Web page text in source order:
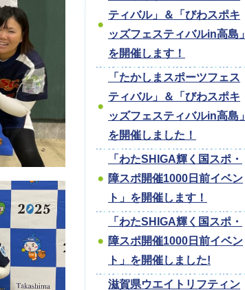
ティバル」＆「びわスポキ
ッズフェスティバルin高島」
を開催します！
「たかしまスポーツフェス
ティバル」＆「びわスポキ
ッズフェスティバルin高島」
を開催しました！
「わたSHIGA輝く国スポ・
障スポ開催1000日前イベン
ト」を開催します！
「わたSHIGA輝く国スポ・
障スポ開催1000日前イベン
ト」を開催しました!
滋賀県ウエイトリフティン